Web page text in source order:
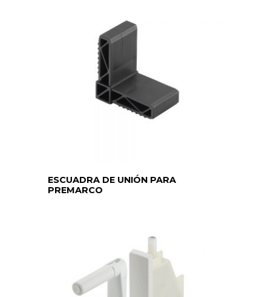
ESCUADRA DE UNIÓN PARA
PREMARCO